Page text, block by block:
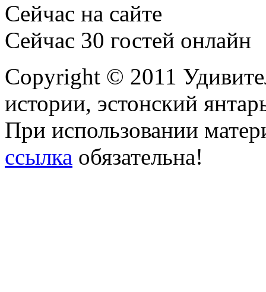
Сейчас на сайте
Сейчас 30 гостей онлайн
Copyright © 2011
истории, эстонский
При использовании
ссылка обязательна!